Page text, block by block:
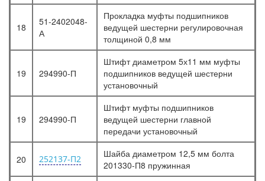
18
51-2402048-
А
Прокладка муфты подшипников
ведущей шестерни регулировочная
толщиной 0,8 мм
19 294990-П
Штифт диаметром 5х11 мм муфты
подшипников ведущей шестерни
установочный
19 294990-П
Штифт муфты подшипников
ведущей шестерни главной
передачи установочный
20 252137-П2
Шайба диаметром 12,5 мм болта
201330-П8 пружинная